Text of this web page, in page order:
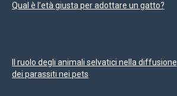
Qual è l’età giusta per adottare un gatto?
Il ruolo degli animali selvatici nella diffusione
dei parassiti nei pets